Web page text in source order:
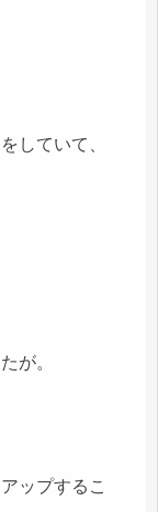
していて、
が。
ップするこ